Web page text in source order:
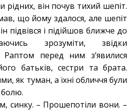
рідних, він почув тихий шепіт.
що йому здалося, але шепіт
підвівся і підійшов ближче до
зрозуміти, звідки
Раптом перед ним з’явилися
батьків, сестри та брата.
як туман, а їхні обличчя були
болю.
синку. – Прошепотіли вони. –